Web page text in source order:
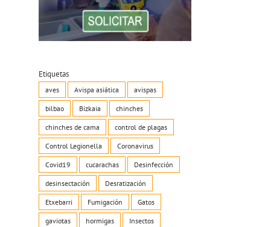
Etiquetas
aves Avispa asiática avispas
bilbao Bizkaia chinches
chinches de cama control de plagas
Control Legionella Coronavirus
Covid19 cucarachas Desinfección
desinsectación Desratización
Etxebarri Fumigación Gatos
gaviotas hormigas Insectos